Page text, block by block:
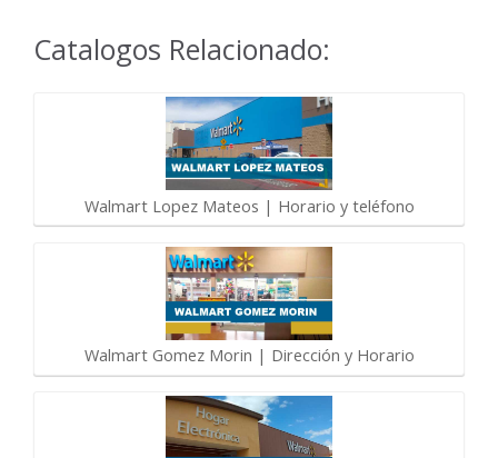
Catalogos Relacionado:
Walmart Lopez Mateos | Horario y teléfono
Walmart Gomez Morin | Dirección y Horario